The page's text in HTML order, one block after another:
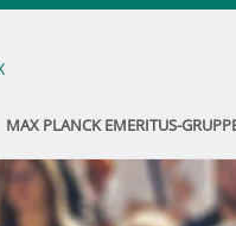
MAX PLANCK EMERITUS-